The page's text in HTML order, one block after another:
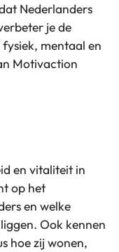
Nederlanders
je de
mentaal en
Motivaction
en vitaliteit in
op het
en welke
Ook kennen
hoe zij wonen,